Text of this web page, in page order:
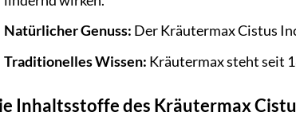
Natürlicher Genuss: Der Kräutermax Cistus
Traditionelles Wissen: Kräutermax steht seit
Inhaltsstoffe des Kräutermax